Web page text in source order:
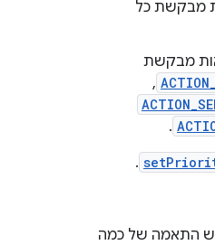
מבקשת כל
מבקשת
,‏
.
.
התאמה של כמה